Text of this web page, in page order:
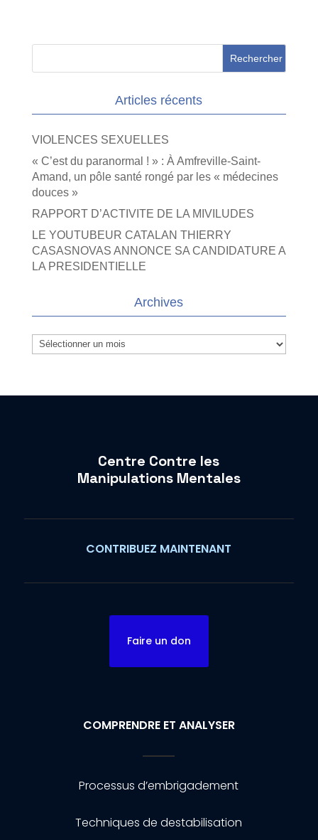
Articles récents
VIOLENCES SEXUELLES
« C’est du paranormal ! » : À Amfreville-Saint-
Amand, un pôle santé rongé par les « médecines
douces »
RAPPORT D’ACTIVITE DE LA MIVILUDES
LE YOUTUBEUR CATALAN THIERRY
CASASNOVAS ANNONCE SA CANDIDATURE A
LA PRESIDENTIELLE
Archives
Archives
Centre Contre les
Manipulations Mentales
CONTRIBUEZ MAINTENANT
Faire un don
COMPRENDRE ET ANALYSER
Processus d’embrigadement
Techniques de destabilisation